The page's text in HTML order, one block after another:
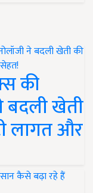
की
बदली खेती
लागत और